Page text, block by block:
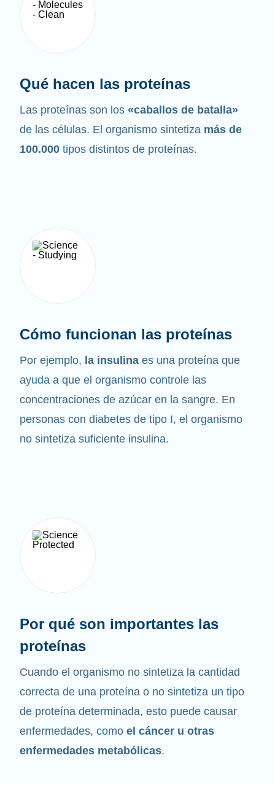
Qué hacen las proteínas
Las proteínas son los «caballos de batalla»
de las células. El organismo sintetiza más de
100.000 tipos distintos de proteínas.
Cómo funcionan las proteínas
Por ejemplo, la insulina es una proteína que
ayuda a que el organismo controle las
concentraciones de azúcar en la sangre. En
personas con diabetes de tipo I, el organismo
no sintetiza suficiente insulina.
Por qué son importantes las
proteínas
Cuando el organismo no sintetiza la cantidad
correcta de una proteína o no sintetiza un tipo
de proteína determinada, esto puede causar
enfermedades, como el cáncer u otras
enfermedades metabólicas.